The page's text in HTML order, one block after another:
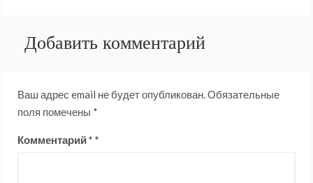
Добавить комментарий
Ваш адрес email не будет опубликован.Обязательные
поля помечены *
Комментарий*